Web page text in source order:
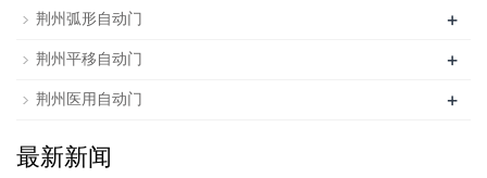
荆州弧形自动门 +
荆州平移自动门 +
荆州医用自动门 +
最新新闻